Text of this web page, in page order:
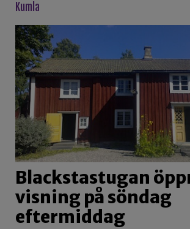
kumla
Blackstastugan
visning på söndag
eftermiddag